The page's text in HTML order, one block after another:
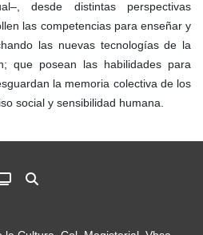
desde distintas perspectivas
las competencias para enseñar y
las nuevas tecnologías de la
que posean las habilidades para
la memoria colectiva de los
social y sensibilidad humana.